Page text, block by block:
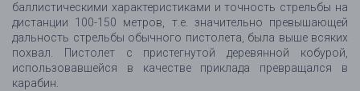
баллистическими характеристиками и точность стрельбы на
дистанции 100-150 метров, т.е. значительно превышающей
дальность стрельбы обычного пистолета, была выше всяких
похвал. Пистолет с пристегнутой деревянной кобурой,
использовавшейся в качестве приклада превращался в
карабин.